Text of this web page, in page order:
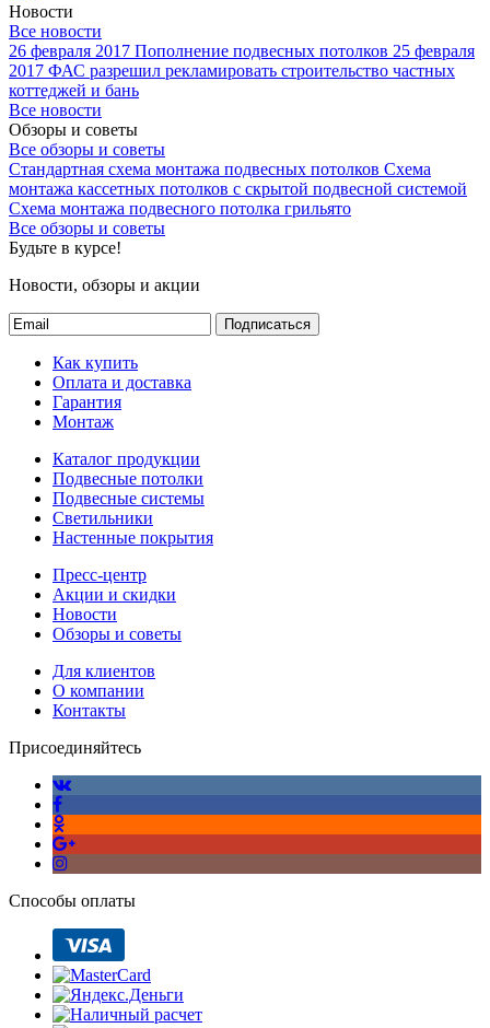
Новости
Все новости
26 февраля 2017 Пополнение подвесных потолков 25 февраля
2017 ФАС разрешил рекламировать строительство частных
коттеджей и бань
Все новости
Обзоры и советы
Все обзоры и советы
Стандартная схема монтажа подвесных потолков Схема
монтажа кассетных потолков с скрытой подвесной системой
Схема монтажа подвесного потолка грильято
Все обзоры и советы
Будьте в курсе!
Новости, обзоры и акции
Подписаться
Как купить
Оплата и доставка
Гарантия
Монтаж
Каталог продукции
Подвесные потолки
Подвесные системы
Светильники
Настенные покрытия
Пресс-центр
Акции и скидки
Новости
Обзоры и советы
Для клиентов
О компании
Контакты
Присоединяйтесь
Способы оплаты